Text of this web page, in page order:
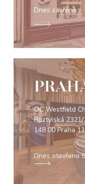
Dnes zavřeno
OC Westfield
Roztylská
148 00 Praha 11
Dnes otevřeno